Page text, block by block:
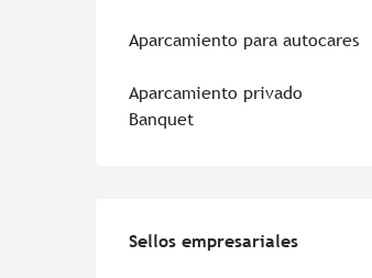
Aparcamiento para autocares
Aparcamiento privado
Banquet
Sellos empresariales
Sellos empresariales